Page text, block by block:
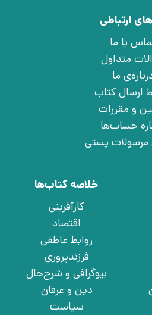
ارتباطی
با ما
متداول
ما
ارسال کتاب
و مقررات
حساب‌ها
مرسولات پستی
خلاصه کتاب‌ها
کارآفرینی
اقتصاد
روابط عاطفی
فرزندپروری
بیوگرافی و شرح‌حال
دین و عرفان
سیاست